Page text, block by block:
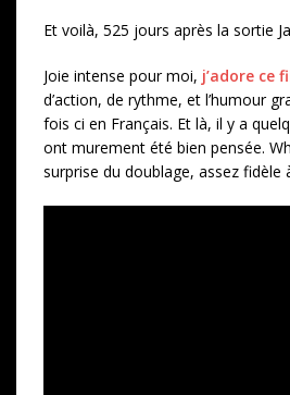
Et voilà, 525 jours après la sortie
Joie intense pour moi, j’adore ce
d’action, de rythme, et l’humour
fois ci en Français. Et là, il y a
ont murement été bien pensée.
surprise du doublage, assez